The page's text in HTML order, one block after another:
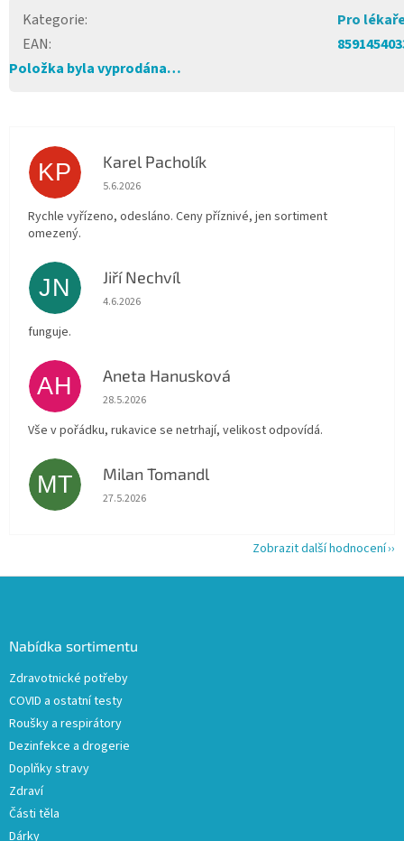
Kategorie:
Pro
EAN:
Položka byla vyprodána…
KP Karel Pacholík
Hodnocení obchodu je 4 z 5 hvězdiček.
5.6.2026
Rychle vyřízeno, odesláno. Ceny příznivé, jen sortiment
omezený.
JN Jiří Nechvíl
Hodnocení obchodu je 5 z 5 hvězdiček.
4.6.2026
funguje.
AH Aneta Hanusková
Hodnocení obchodu je 5 z 5 hvězdiček.
28.5.2026
Vše v pořádku, rukavice se netrhají, velikost odpovídá.
MT Milan Tomandl
Hodnocení obchodu je 5 z 5 hvězdiček.
27.5.2026
Zobrazit další hodnocení
Nabídka sortimentu
Zdravotnické potřeby
COVID a ostatní testy
Roušky a respirátory
Dezinfekce a drogerie
Doplňky stravy
Zdraví
Části těla
Dárky